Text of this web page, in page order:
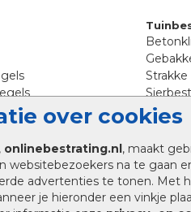
over cookies
onlinebestrating.nl, maakt
websitebezoekers na te gaan
advertenties te tonen. Met
je hieronder een vinkje